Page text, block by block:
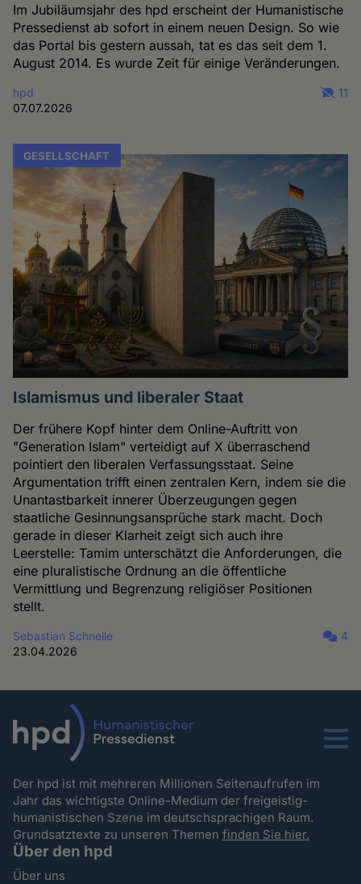
Im Jubiläumsjahr des hpd erscheint der Humanistische
Pressedienst ab sofort in einem neuen Design. So wie
das Portal bis gestern aussah, tat es das seit dem 1.
August 2014. Es wurde Zeit für einige Veränderungen.
hpd
07.07.2026
11
GESELLSCHAFT
Islamismus und liberaler Staat
Der frühere Kopf hinter dem Online-Auftritt von
"Generation Islam" verteidigt auf X überraschend
pointiert den liberalen Verfassungsstaat. Seine
Argumentation trifft einen zentralen Kern, indem sie die
Unantastbarkeit innerer Überzeugungen gegen
staatliche Gesinnungsansprüche stark macht. Doch
gerade in dieser Klarheit zeigt sich auch ihre
Leerstelle: Tamim unterschätzt die Anforderungen, die
eine pluralistische Ordnung an die öffentliche
Vermittlung und Begrenzung religiöser Positionen
stellt.
Sebastian Schnelle
23.04.2026
4
Menu
Der hpd ist mit mehreren Millionen Seitenaufrufen im
Jahr das wichtigste Online-Medium der freigeistig-
humanistischen Szene im deutschsprachigen Raum.
Grundsatztexte zu unseren Themenfinden Sie hier.
Über den hpd
Über uns